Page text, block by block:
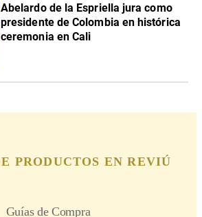
Abelardo de la Espriella jura como
presidente de Colombia en histórica
ceremonia en Cali